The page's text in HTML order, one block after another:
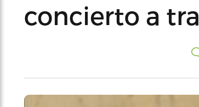
concierto a